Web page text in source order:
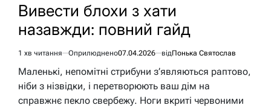
Вивести блохи з хати
назавжди: повний гайд
Орієнтовний
час
1 хв читання Оприлюднено07.04.2026 відПонька Святослав
Маленькі, непомітні стрибуни з’являються раптово,
ніби з нізвідки, і перетворюють ваш дім на
справжнє пекло свербежу. Ноги вкриті червоними